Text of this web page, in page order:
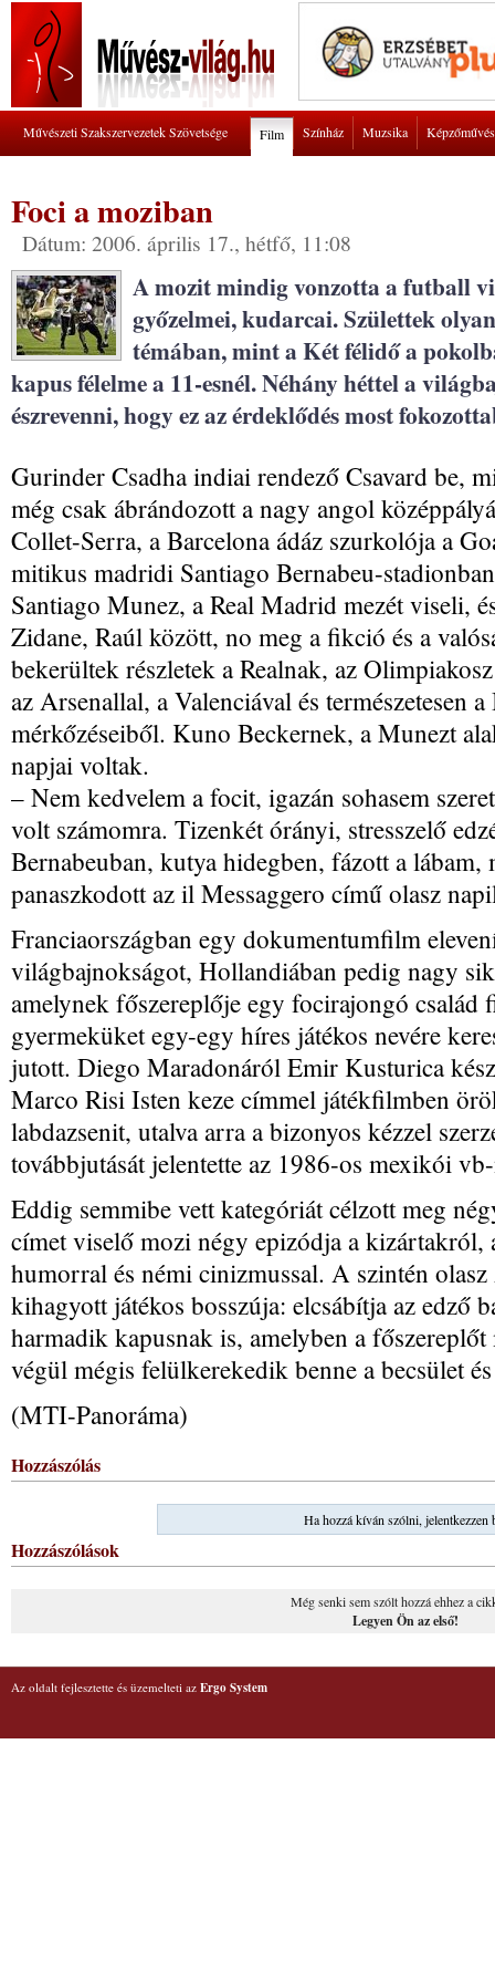
Művészeti Szakszervezetek Szövetsége Film Színház Muzsika
Foci a moziban
Dátum: 2006. április 17., hétfő, 11:08
A mozit mindig vonzotta a futball
győzelmei, kudarcai. Születtek
témában, mint a Két félidő a
kapus félelme a 11-esnél. Néhány héttel a
észrevenni, hogy ez az érdeklődés most
Gurinder Csadha indiai rendező Csavard be,
még csak ábrándozott a nagy angol
Collet-Serra, a Barcelona ádáz szurkolója a
mitikus madridi Santiago Bernabeu-
Santiago Munez, a Real Madrid mezét viseli,
Zidane, Raúl között, no meg a fikció és a
bekerültek részletek a Realnak, az
az Arsenallal, a Valenciával és természetesen
mérkőzéseiből. Kuno Beckernek, a Munezt
napjai voltak.
– Nem kedvelem a focit, igazán sohasem
volt számomra. Tizenkét órányi, stresszelő
Bernabeuban, kutya hidegben, fázott a
panaszkodott az il Messaggero című olasz
Franciaországban egy dokumentumfilm
világbajnokságot, Hollandiában pedig nagy
amelynek főszereplője egy focirajongó
gyermeküket egy-egy híres játékos nevére
jutott. Diego Maradonáról Emir Kusturica
Marco Risi Isten keze címmel játékfilmben
labdazsenit, utalva arra a bizonyos kézzel
továbbjutását jelentette az 1986-os mexikói
Eddig semmibe vett kategóriát célzott meg
címet viselő mozi négy epizódja a kizártakról,
humorral és némi cinizmussal. A szintén
kihagyott játékos bosszúja: elcsábítja az edző
harmadik kapusnak is, amelyben a
végül mégis felülkerekedik benne a becsület
(MTI-Panoráma)
Hozzászólás
Ha hozzá kíván szólni, jelentkezzen
Hozzászólások
Még senki sem szólt hozzá ehhez a
Legyen Ön az első!
Az oldalt fejlesztette és üzemelteti az Ergo System